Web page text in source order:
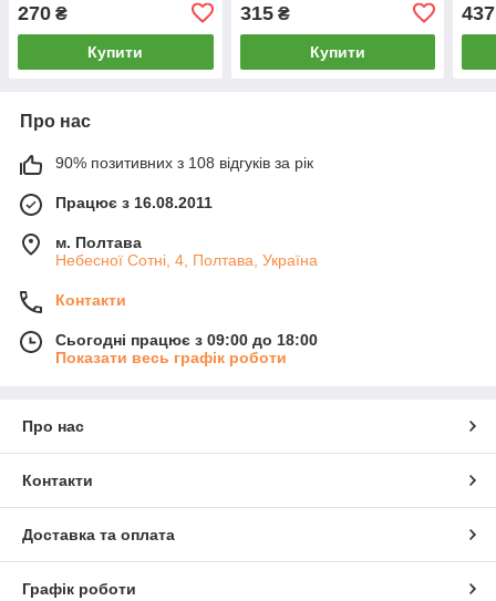
270 ₴
Купити
315₴
Купити
437
Про нас
90% позитивних з 108 відгуків за рік
Працює з 16.08.2011
м. Полтава
Небесної Сотні, 4, Полтава, Україна
Контакти
Сьогодні працює з 09:00 до 18:00
Показати весь графік роботи
Про нас
Контакти
Доставка та оплата
Графік роботи